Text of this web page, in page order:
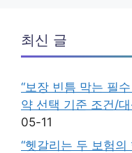
최신 글
“보장 빈틈 막는 필
약 선택 기준 조건/
05-11
“헷갈리는 두 보험